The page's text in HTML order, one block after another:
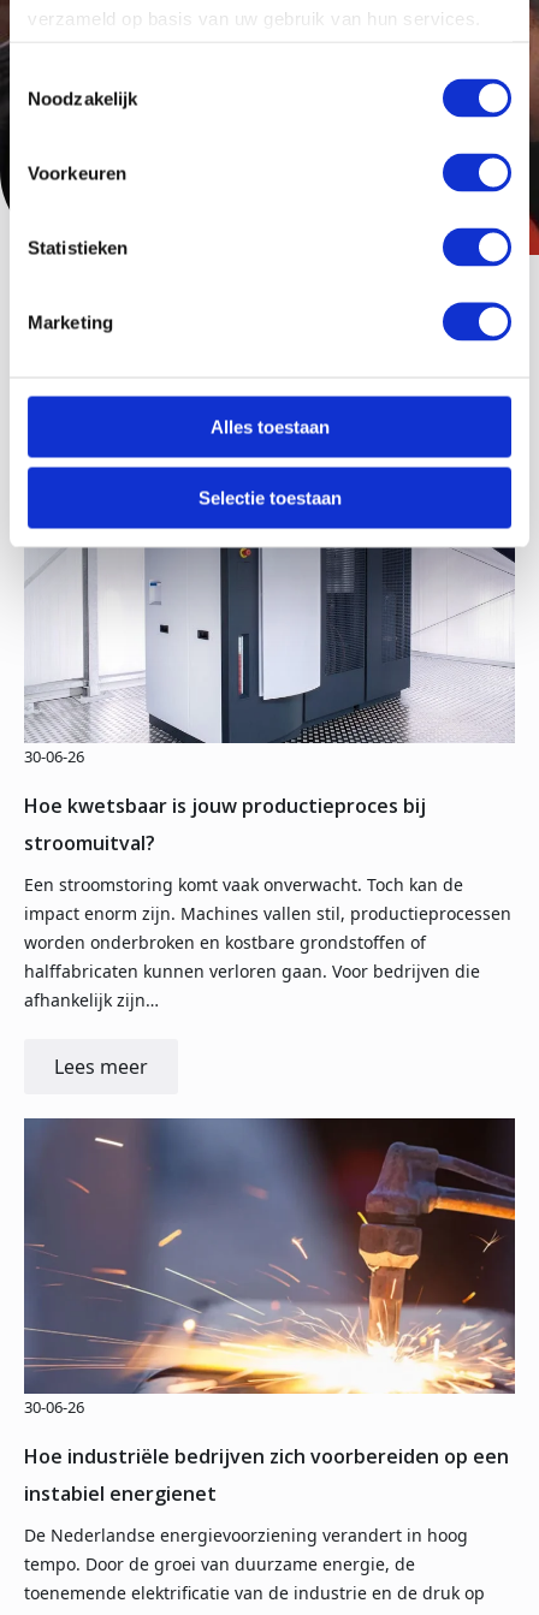
verzameld op basis van uw gebruik van hun services.
Noodzakelijk
Voorkeuren
Statistieken
Marketing
Alles toestaan
Selectie toestaan
Nieuws waar je wat aan hebt
Bekijk hieronder ons laatste nieuws
Hoe kwetsbaar is jouw productieproces bij
stroomuitval?
30-06-26
Een stroomstoring komt vaak onverwacht. Toch kan de
impact enorm zijn. Machines vallen stil, productieprocessen
worden onderbroken en kostbare grondstoffen of
halffabricaten kunnen verloren gaan. Voor bedrijven die
afhankelijk zijn…
Lees meer
Hoe industriële bedrijven zich voorbereiden op een
instabiel energienet
30-06-26
De Nederlandse energievoorziening verandert in hoog
tempo. Door de groei van duurzame energie, de
toenemende elektrificatie van de industrie en de druk op